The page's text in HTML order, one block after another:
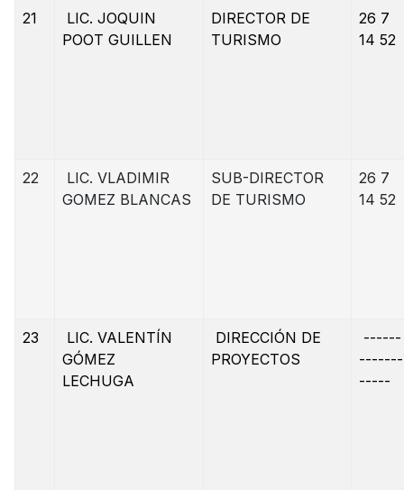
21
LIC. JOQUIN
POOT GUILLEN
DIRECTOR DE
TURISMO
26 7
14 52
22
LIC. VLADIMIR
GOMEZ BLANCAS
SUB-DIRECTOR
DE TURISMO
26 7
14 52
23
LIC. VALENTÍN
GÓMEZ
LECHUGA
DIRECCIÓN DE
PROYECTOS
------
-------
-----